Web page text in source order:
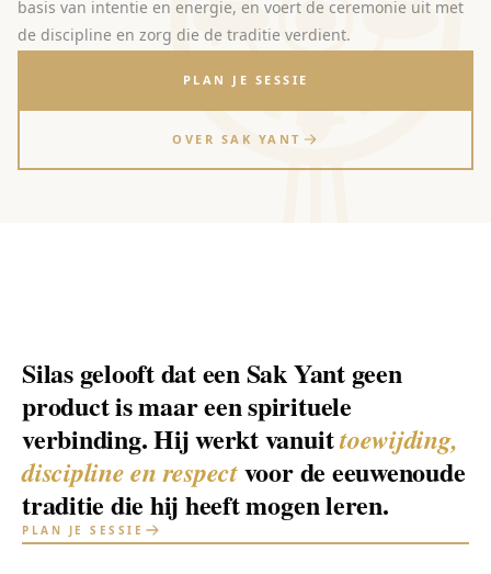
basis van intentie en energie, en voert de ceremonie uit met
de discipline en zorg die de traditie verdient.
PLAN JE SESSIE
OVER SAK YANT
Silas gelooft dat een Sak Yant geen
product is maar een spirituele
verbinding. Hij werkt vanuittoewijding,
discipline en respectvoor de eeuwenoude
traditie die hij heeft mogen leren.
PLAN JE SESSIE